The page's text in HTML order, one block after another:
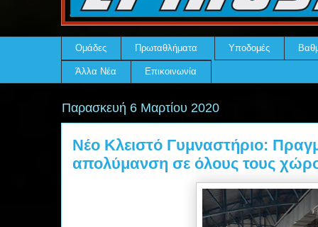
Ομάδες Πρωταθλήματα Υποδομές
Άλλα Νέα Επικοινωνία
Παρασκευή 6 Μαρτίου 2020
Νέο Κλειστό Γυμναστήριο:
απολύμανση σε όλους τους